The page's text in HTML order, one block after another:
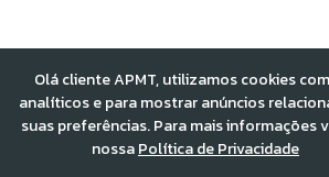
Olá cliente APMT, utilizamos cookies
analíticos e para mostrar anúncios
suas preferências. Para mais informações
nossaPolítica de Privacidade